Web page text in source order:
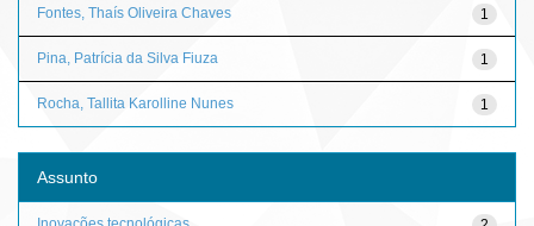
1
Fontes, Thaís Oliveira Chaves
1
Pina, Patrícia da Silva Fiuza
1
Rocha, Tallita Karolline Nunes
Assunto